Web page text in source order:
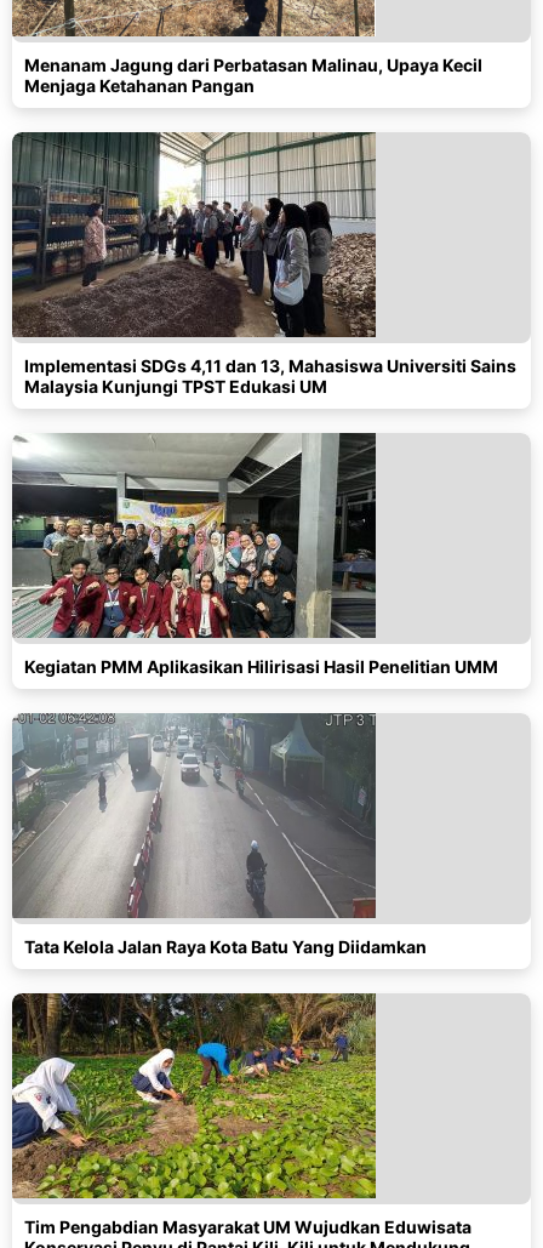
Menanam Jagung dari Perbatasan Malinau, Upaya Kecil
Menjaga Ketahanan Pangan
Implementasi SDGs 4,11 dan 13, Mahasiswa Universiti Sains
Malaysia Kunjungi TPST Edukasi UM
Kegiatan PMM Aplikasikan Hilirisasi Hasil Penelitian UMM
Tata Kelola Jalan Raya Kota Batu Yang Diidamkan
Tim Pengabdian Masyarakat UM Wujudkan Eduwisata